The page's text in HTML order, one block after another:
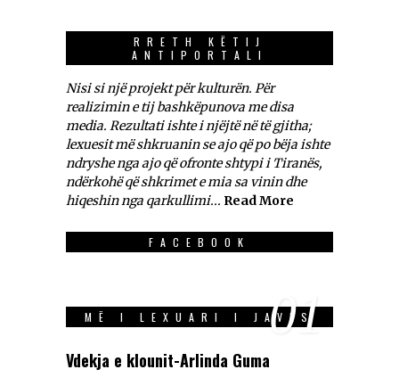
RRETH KËTIJ
ANTIPORTALI
Nisi si një projekt për kulturën. Për
realizimin e tij bashkëpunova me disa
media. Rezultati ishte i njëjtë në të gjitha;
lexuesit më shkruanin se ajo që po bëja ishte
ndryshe nga ajo që ofronte shtypi i Tiranës,
ndërkohë që shkrimet e mia sa vinin dhe
hiqeshin nga qarkullimi... Read More
FACEBOOK
MË I LEXUARI I JAVES
01
Vdekja e klounit-Arlinda Guma